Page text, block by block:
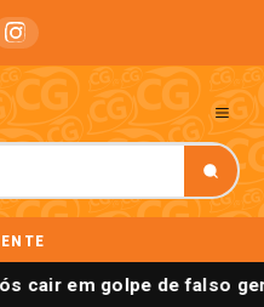
cair em golpe de falso